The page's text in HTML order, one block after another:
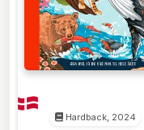
Hardback, 2024